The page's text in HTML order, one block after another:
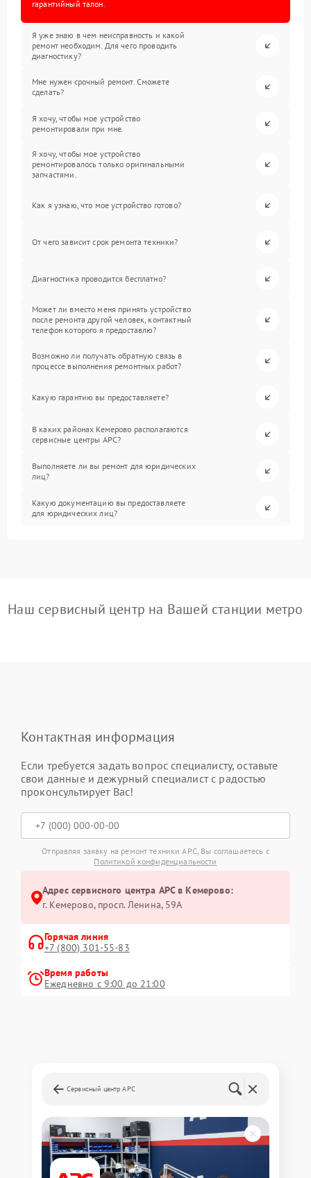
гарантийный талон.
Я уже знаю в чем неисправность и какой
ремонт необходим. Для чего проводить
диагностику?
Мне нужен срочный ремонт. Сможете
сделать?
Я хочу, чтобы мое устройство
ремонтировали при мне.
Я хочу, чтобы мое устройство
ремонтировалось только оригинальными
запчастями.
Как я узнаю, что мое устройство готово?
От чего зависит срок ремонта техники?
Диагностика проводится бесплатно?
Может ли вместо меня принять устройство
после ремонта другой человек, контактный
телефон которого я предоставлю?
Возможно ли получать обратную связь в
процессе выполнения ремонтных работ?
Какую гарантию вы предоставляете?
В каких районах Кемерово располагаются
сервисные центры APC?
Выполняете ли вы ремонт для юридических
лиц?
Какую документацию вы предоставляете
для юридических лиц?
Наш сервисный центр на Вашей станции метро
Контактная информация
Если требуется задать вопрос специалисту, оставьте
свои данные и дежурный специалист с радостью
проконсультирует Вас!
Отправляя заявку на ремонт техники APC, Вы соглашаетесь с
Политикой конфиденциальности
Адрес сервисного центра APC в Кемерово:
г. Кемерово, просп. Ленина, 59А
Горячая линия
+7 (800) 301-55-83
Время работы
Ежедневно с 9:00 до 21:00
Сервисный центр APC